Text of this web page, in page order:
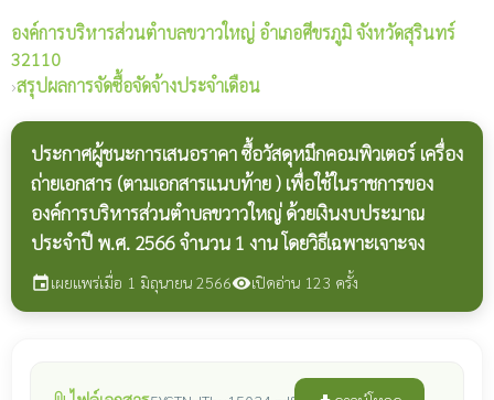
องค์การบริหารส่วนตำบลขวาวใหญ่ อำเภอศีขรภูมิ จังหวัดสุรินทร์
32110
›สรุปผลการจัดซื้อจัดจ้างประจำเดือน
ประกาศผู้ชนะการเสนอราคา ซื้อวัสดุหมึกคอมพิวเตอร์ เครื่อง
ถ่ายเอกสาร (ตามเอกสารแนบท้าย ) เพื่อใช้ในราชการของ
องค์การบริหารส่วนตำบลขวาวใหญ่ ด้วยเงินงบประมาณ
ประจำปี พ.ศ. 2566 จำนวน 1 งาน โดยวิธีเฉพาะเจาะจง
eventเผยแพร่เมื่อ 1 มิถุนายน 2566visibilityเปิดอ่าน 123 ครั้ง